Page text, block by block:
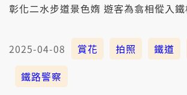
彰化二水步道景色媠 遊客為翕相傱入
2025-04-08 賞花 拍照 鐵道
鐵路警察